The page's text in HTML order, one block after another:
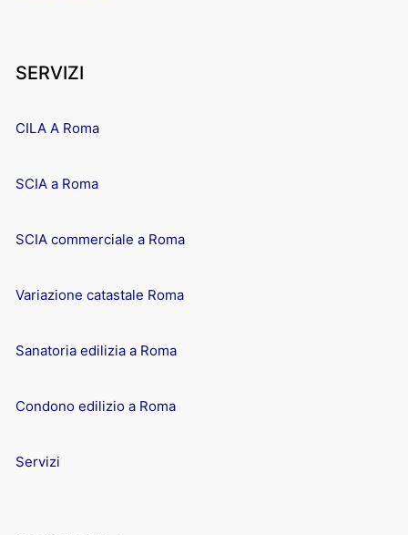
SERVIZI
CILA A Roma
SCIA a Roma
SCIA commerciale a Roma
Variazione catastale Roma
Sanatoria edilizia a Roma
Condono edilizio a Roma
Servizi